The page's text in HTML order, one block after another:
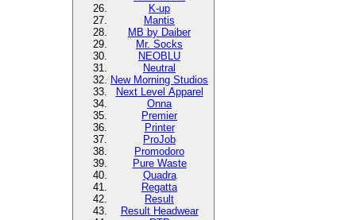
K-up
Mantis
MB by Daiber
Mr. Socks
NEOBLU
Neutral
New Morning Studios
Next Level Apparel
Onna
Premier
Printer
ProJob
Promodoro
Pure Waste
Quadra
Regatta
Result
Result Headwear